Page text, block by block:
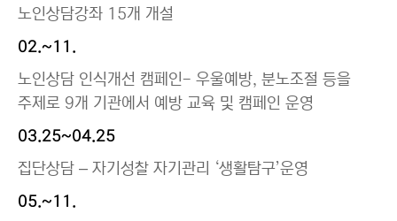
노인상담강좌 15개 개설
02.~11.
노인상담 인식개선 캠페인- 우울예방, 분노조절 등을
주제로 9개 기관에서 예방 교육 및 캠페인 운영
03.25~04.25
집단상담 – 자기성찰 자기관리 ‘생활탐구’운영
05.~11.